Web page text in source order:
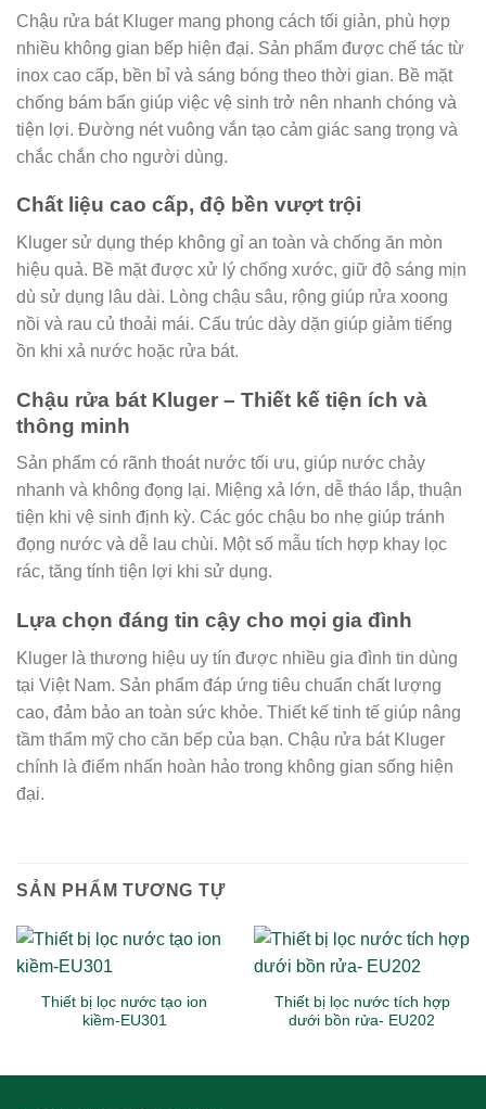
Chậu rửa bát Kluger mang phong cách tối giản, phù hợp
nhiều không gian bếp hiện đại. Sản phẩm được chế tác từ
inox cao cấp, bền bỉ và sáng bóng theo thời gian. Bề mặt
chống bám bẩn giúp việc vệ sinh trở nên nhanh chóng và
tiện lợi. Đường nét vuông vắn tạo cảm giác sang trọng và
chắc chắn cho người dùng.
Chất liệu cao cấp, độ bền vượt trội
Kluger sử dụng thép không gỉ an toàn và chống ăn mòn
hiệu quả. Bề mặt được xử lý chống xước, giữ độ sáng mịn
dù sử dụng lâu dài. Lòng chậu sâu, rộng giúp rửa xoong
nồi và rau củ thoải mái. Cấu trúc dày dặn giúp giảm tiếng
ồn khi xả nước hoặc rửa bát.
Chậu rửa bát Kluger – Thiết kế tiện ích và
thông minh
Sản phẩm có rãnh thoát nước tối ưu, giúp nước chảy
nhanh và không đọng lại. Miệng xả lớn, dễ tháo lắp, thuận
tiện khi vệ sinh định kỳ. Các góc chậu bo nhẹ giúp tránh
đọng nước và dễ lau chùi. Một số mẫu tích hợp khay lọc
rác, tăng tính tiện lợi khi sử dụng.
Lựa chọn đáng tin cậy cho mọi gia đình
Kluger là thương hiệu uy tín được nhiều gia đình tin dùng
tại Việt Nam. Sản phẩm đáp ứng tiêu chuẩn chất lượng
cao, đảm bảo an toàn sức khỏe. Thiết kế tinh tế giúp nâng
tầm thẩm mỹ cho căn bếp của bạn. Chậu rửa bát Kluger
chính là điểm nhấn hoàn hảo trong không gian sống hiện
đại.
SẢN PHẨM TƯƠNG TỰ
Thiết bị lọc nước tạo ion
kiềm-EU301
Thiết bị lọc nước tích hợp
dưới bồn rửa- EU202